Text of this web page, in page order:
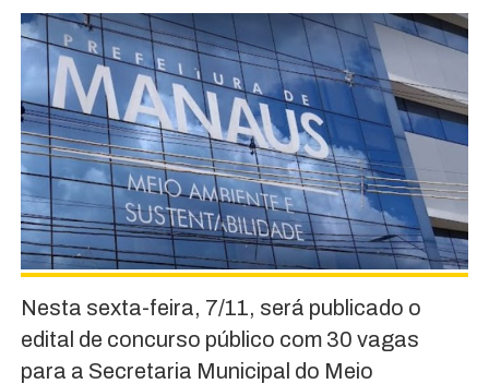
Nesta sexta-feira, 7/11, será publicado o
edital de concurso público com 30 vagas
para a Secretaria Municipal do Meio